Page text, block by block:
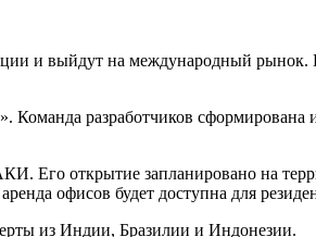
и выйдут на международный рынок.
Команда разработчиков сформирована
Его открытие запланировано на
офисов будет доступна для
из Индии, Бразилии и Индонезии.